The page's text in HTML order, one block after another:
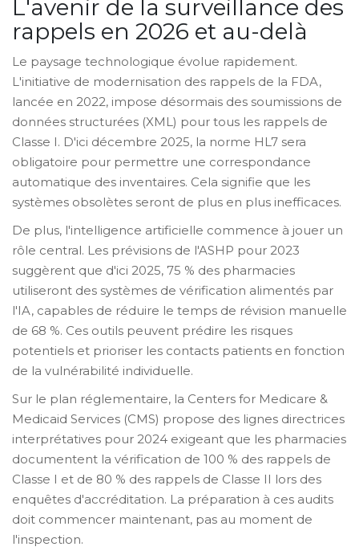
L'avenir de la surveillance des
rappels en 2026 et au-delà
Le paysage technologique évolue rapidement.
L'initiative de modernisation des rappels de la FDA,
lancée en 2022, impose désormais des soumissions de
données structurées (XML) pour tous les rappels de
Classe I. D'ici décembre 2025, la norme HL7 sera
obligatoire pour permettre une correspondance
automatique des inventaires. Cela signifie que les
systèmes obsolètes seront de plus en plus inefficaces.
De plus, l'intelligence artificielle commence à jouer un
rôle central. Les prévisions de l'ASHP pour 2023
suggèrent que d'ici 2025, 75 % des pharmacies
utiliseront des systèmes de vérification alimentés par
l'IA, capables de réduire le temps de révision manuelle
de 68 %. Ces outils peuvent prédire les risques
potentiels et prioriser les contacts patients en fonction
de la vulnérabilité individuelle.
Sur le plan réglementaire, la Centers for Medicare &
Medicaid Services (CMS) propose des lignes directrices
interprétatives pour 2024 exigeant que les pharmacies
documentent la vérification de 100 % des rappels de
Classe I et de 80 % des rappels de Classe II lors des
enquêtes d'accréditation. La préparation à ces audits
doit commencer maintenant, pas au moment de
l'inspection.